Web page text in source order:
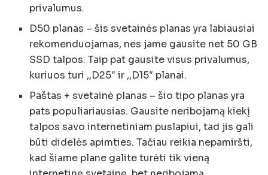
privalumus.
D50 planas – šis svetainės planas yra labiausiai
rekomenduojamas, nes jame gausite net 50 GB
SSD talpos. Taip pat gausite visus privalumus,
kuriuos turi ,,D25″ ir ,,D15″ planai.
Paštas + svetainė planas – šio tipo planas yra
pats populiariausias. Gausite neribojamą kiekį
talpos savo internetiniam puslapiui, tad jis gali
būti didelės apimties. Tačiau reikia nepamiršti,
kad šiame plane galite turėti tik vieną